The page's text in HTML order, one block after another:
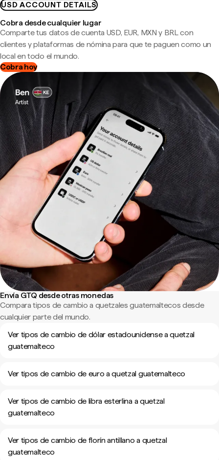
USD ACCOUNT DETAILS
Cobra desde cualquier lugar
Comparte tus datos de cuenta USD, EUR, MXN y BRL con
clientes y plataformas de nómina para que te paguen como un
local en todo el mundo.
Cobra hoy
Envía GTQ desde otras monedas
Compara tipos de cambio a quetzales guatemaltecos desde
cualquier parte del mundo.
Ver tipos de cambio de dólar estadounidense a quetzal
guatemalteco
Ver tipos de cambio de euro a quetzal guatemalteco
Ver tipos de cambio de libra esterlina a quetzal
guatemalteco
Ver tipos de cambio de florín antillano a quetzal
guatemalteco